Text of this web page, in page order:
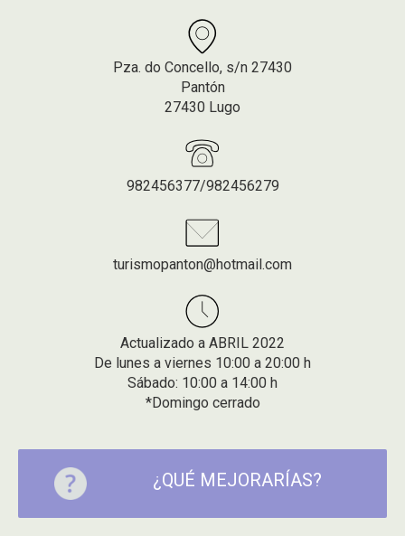
Pza. do Concello, s/n 27430
Pantón
27430 Lugo
982456377/982456279
turismopanton@hotmail.com
Actualizado a ABRIL 2022
De lunes a viernes 10:00 a 20:00 h
Sábado: 10:00 a 14:00 h
*Domingo cerrado
¿QUÉ MEJORARÍAS?